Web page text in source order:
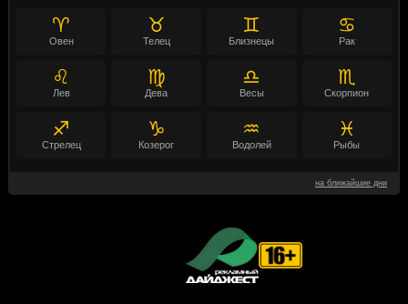
♈
Овен
♉
Телец
♊
Близнецы
♋
Рак
♌
Лев
♍
Дева
♎
Весы
♏
Скорпион
♐
Стрелец
♑
Козерог
♒
Водолей
♓
Рыбы
на ближайшие дни